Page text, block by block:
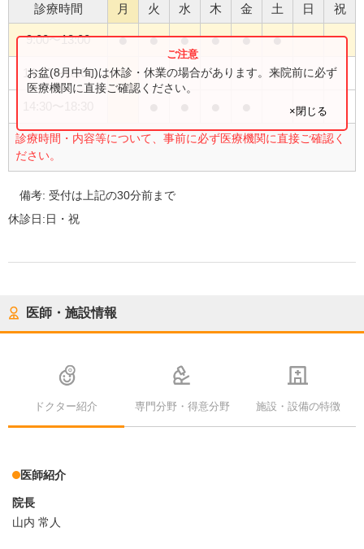
診療時間 月 火 水 木 金 土 日 祝
9:00〜13:00 ● ● ● ● ● ●
14:00〜18:00 ●
診療時間・内容等について、事前に必ず医療機関に直接ご確認く
ださい。
お盆(8月中旬)は休診・休業の場合があります。来院前に必ず
医療機関に直接ご確認ください。
×閉じる
備考:受付は上記の30分前まで
休診日:日・祝
医師・施設情報
ドクター紹介 専門分野・得意分野 施設・設備の特徴
医師紹介
院長
山内 常人